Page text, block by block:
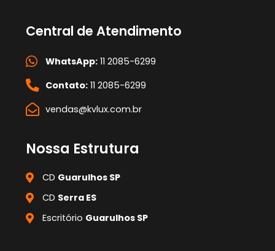
Central de Atendimento
WhatsApp:11 2085-6299
Contato:11 2085-6299
vendas@kvlux.com.br
Nossa Estrutura
CD Guarulhos SP
CD Serra ES
Escritório Guarulhos SP